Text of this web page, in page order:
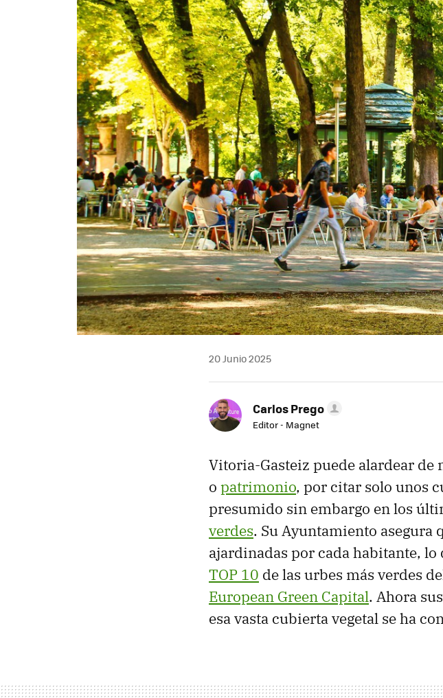
20 Junio 2025
Carlos Prego
Editor - Magnet
Vitoria-Gasteiz puede alardear de
o patrimonio, por citar solo unos
presumido sin embargo en los
verdes. Su Ayuntamiento asegura
ajardinadas por cada habitante,
TOP 10 de las urbes más verdes
European Green Capital. Ahora
esa vasta cubierta vegetal se ha